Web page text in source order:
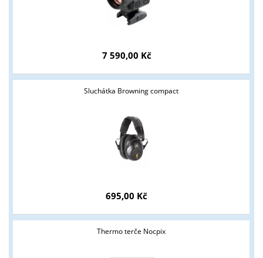
7 590,00 Kč
Sluchátka Browning compact
695,00 Kč
Thermo terče Nocpix
Tyto stránky jsou určeny pouze odborné veřejnosti od 18 let a
ANO NE